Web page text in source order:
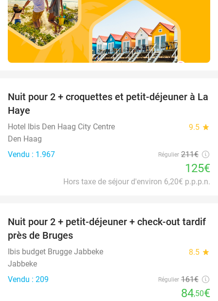
41%
Nuit pour 2 + croquettes et petit-déjeuner à La
Haye
Hotel Ibis Den Haag City Centre 9.5 star
Den Haag
Vendu : 1.967
Régulier 211€
125€
Hors taxe de séjour d'environ 6,20€ p.p.p.n.
48%
Nuit pour 2 + petit-déjeuner + check-out tardif
près de Bruges
Ibis budget Brugge Jabbeke 8.5 star
Jabbeke
Vendu : 209
Régulier 161€
84,50€